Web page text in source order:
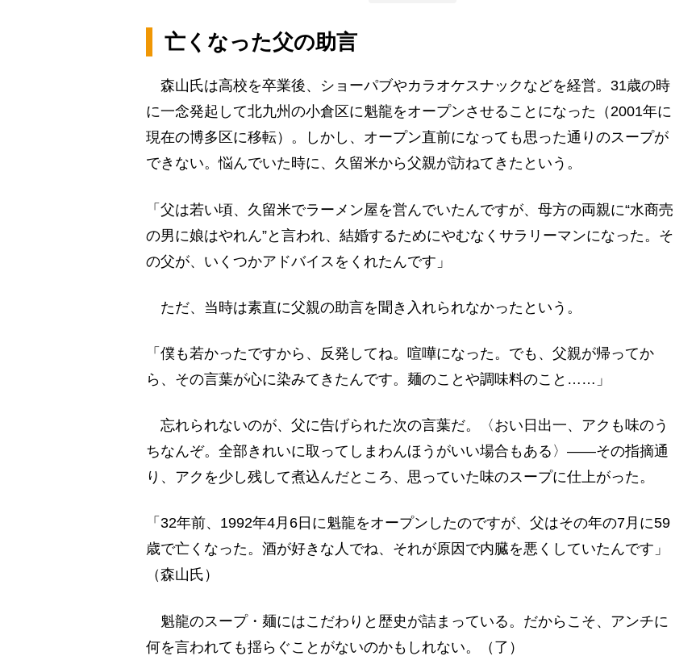
亡くなった父の助言
森山氏は高校を卒業後、ショーパブやカラオケスナックなどを経営。31歳の時
に一念発起して北九州の小倉区に魁龍をオープンさせることになった（2001年に
現在の博多区に移転）。しかし、オープン直前になっても思った通りのスープが
できない。悩んでいた時に、久留米から父親が訪ねてきたという。
「父は若い頃、久留米でラーメン屋を営んでいたんですが、母方の両親に“水商売
の男に娘はやれん”と言われ、結婚するためにやむなくサラリーマンになった。そ
の父が、いくつかアドバイスをくれたんです」
ただ、当時は素直に父親の助言を聞き入れられなかったという。
「僕も若かったですから、反発してね。喧嘩になった。でも、父親が帰ってか
ら、その言葉が心に染みてきたんです。麺のことや調味料のこと……」
忘れられないのが、父に告げられた次の言葉だ。〈おい日出一、アクも味のう
ちなんぞ。全部きれいに取ってしまわんほうがいい場合もある〉――その指摘通
り、アクを少し残して煮込んだところ、思っていた味のスープに仕上がった。
「32年前、1992年4月6日に魁龍をオープンしたのですが、父はその年の7月に59
歳で亡くなった。酒が好きな人でね、それが原因で内臓を悪くしていたんです」
（森山氏）
魁龍のスープ・麺にはこだわりと歴史が詰まっている。だからこそ、アンチに
何を言われても揺らぐことがないのかもしれない。（了）